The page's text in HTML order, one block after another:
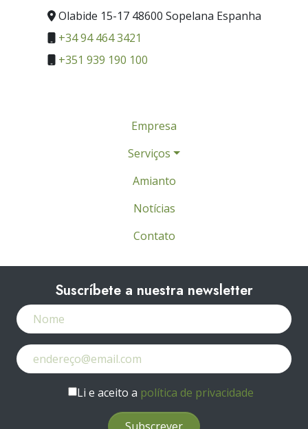
Olabide 15-17 48600 Sopelana Espanha
+34 94 464 3421
+351 939 190 100
Empresa
Serviços
Amianto
Notícias
Contato
Suscríbete a nuestra newsletter
Li e aceito a política de privacidade